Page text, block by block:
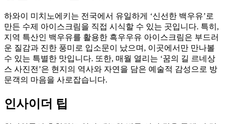
하와이 미치노에키는 전국에서 유일하게 ‘신선한 백우유’로
만든 수제 아이스크림을 직접 시식할 수 있는 곳입니다. 특히,
지역 특산인 백우유를 활용한 흑우우유 아이스크림은 부드러
운 질감과 진한 풍미로 입소문이 났으며, 이곳에서만 만나볼
수 있는 특별한 맛입니다. 또한, 매월 열리는 ‘꿈의 길 르네상
스 사진전’은 현지의 역사와 자연을 담은 예술적 감성으로 방
문객의 마음을 사로잡습니다.
인사이더 팁